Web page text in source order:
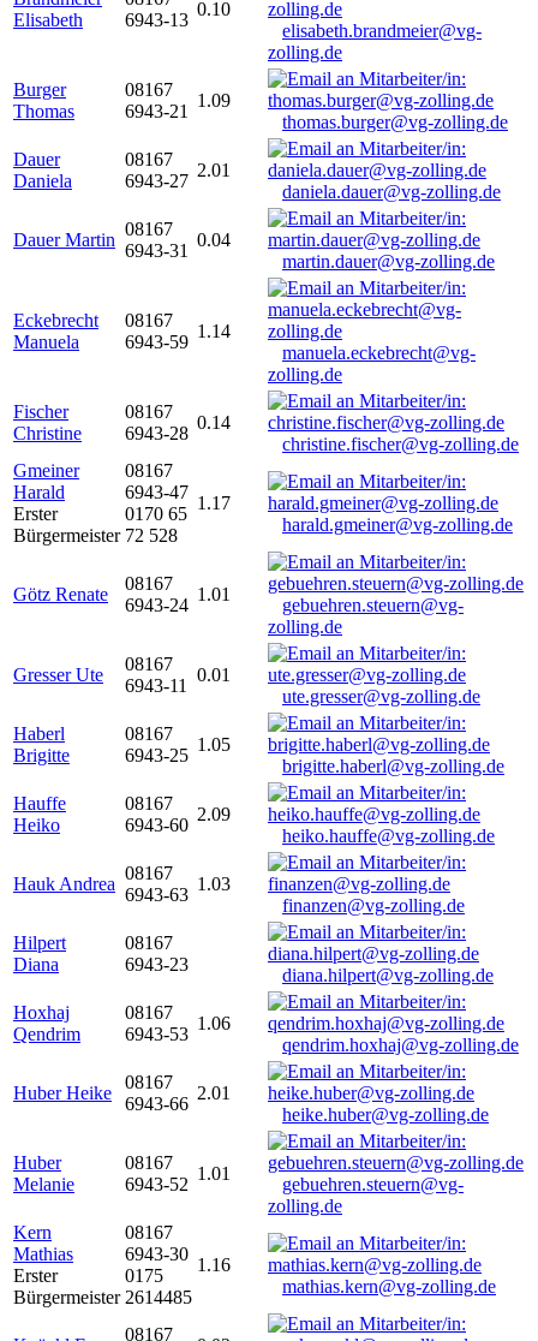
Elisabeth
6943-13
0.10
elisabeth.brandmeier@vg-
zolling.de
Burger
Thomas
08167
6943-21
1.09
thomas.burger@vg-zolling.de
Dauer
Daniela
08167
6943-27
2.01
daniela.dauer@vg-zolling.de
Dauer Martin
08167
6943-31
0.04
martin.dauer@vg-zolling.de
Eckebrecht
Manuela
08167
6943-59
1.14
manuela.eckebrecht@vg-
zolling.de
Fischer
Christine
08167
6943-28
0.14
christine.fischer@vg-zolling.de
Gmeiner
Harald
Erster
Bürgermeister
08167
6943-47
0170 65
72 528
1.17
harald.gmeiner@vg-zolling.de
Götz Renate
08167
6943-24
1.01
gebuehren.steuern@vg-
zolling.de
Gresser Ute
08167
6943-11
0.01
ute.gresser@vg-zolling.de
Haberl
Brigitte
08167
6943-25
1.05
brigitte.haberl@vg-zolling.de
Hauffe
Heiko
08167
6943-60
2.09
heiko.hauffe@vg-zolling.de
Hauk Andrea
08167
6943-63
1.03
finanzen@vg-zolling.de
Hilpert
Diana
08167
6943-23
diana.hilpert@vg-zolling.de
Hoxhaj
Qendrim
08167
6943-53
1.06
qendrim.hoxhaj@vg-zolling.de
Huber Heike
08167
6943-66
2.01
heike.huber@vg-zolling.de
Huber
Melanie
08167
6943-52
1.01
gebuehren.steuern@vg-
zolling.de
Kern
Mathias
Erster
Bürgermeister
08167
6943-30
0175
2614485
1.16
mathias.kern@vg-zolling.de
08167